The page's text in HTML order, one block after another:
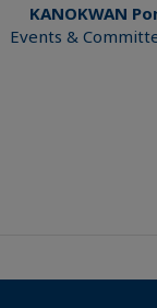
KANOKWAN
Events &